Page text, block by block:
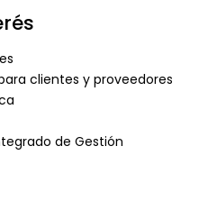
clientes y proveedores
de Gestión